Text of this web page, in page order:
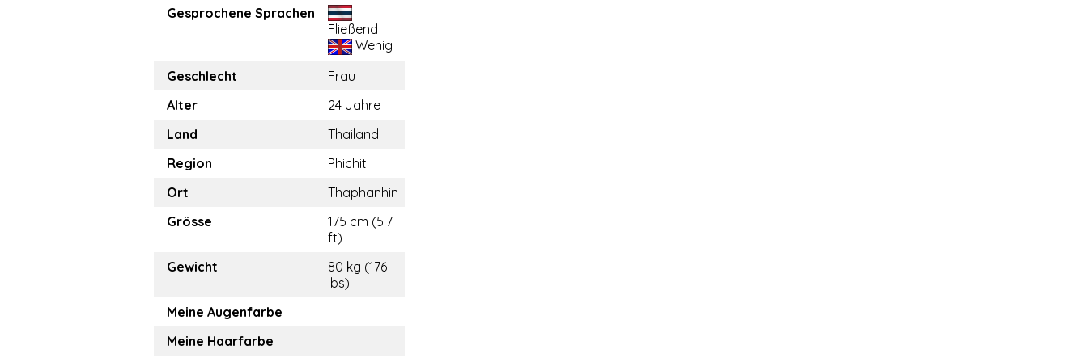
Gesprochene Sprachen
Fließend
Wenig
Geschlecht
Frau
Alter
24 Jahre
Land
Thailand
Region
Phichit
Ort
Thaphanhin
Grösse
175 cm (5.7
ft)
Gewicht
80 kg (176
lbs)
Meine Augenfarbe
Meine Haarfarbe